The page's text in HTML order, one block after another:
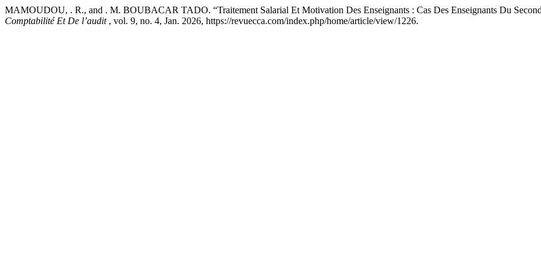
MAMOUDOU, . R., and . M. BOUBACAR TADO. “Traitement Salarial Et Motivation Des Enseignants : Cas Des Enseignants Du
Comptabilité Et De l’audit , vol. 9, no. 4, Jan. 2026, https://revuecca.com/index.php/home/article/view/1226.